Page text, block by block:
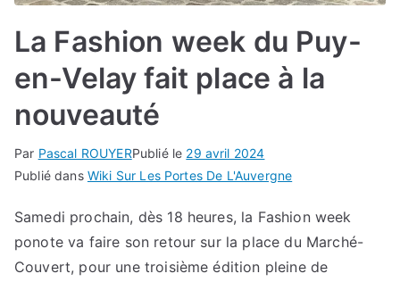
La Fashion week du Puy-
en-Velay fait place à la
nouveauté
Par Pascal ROUYERPublié le 29 avril 2024
Publié dans Wiki Sur Les Portes De L'Auvergne
Samedi prochain, dès 18 heures, la Fashion week
ponote va faire son retour sur la place du Marché-
Couvert, pour une troisième édition pleine de